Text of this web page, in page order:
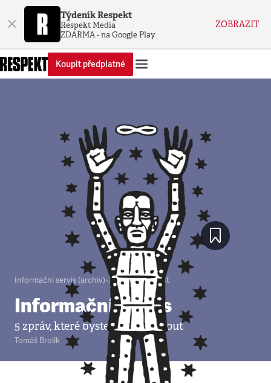
× Týdeník Respekt
Respekt Media
ZDARMA - na Google Play
ZOBRAZIT
Koupit předplatné
Informační servis (archiv)•7. 1. 2020•5minut
Informační servis
5 zpráv, které byste neměli minout
Tomáš Brolík